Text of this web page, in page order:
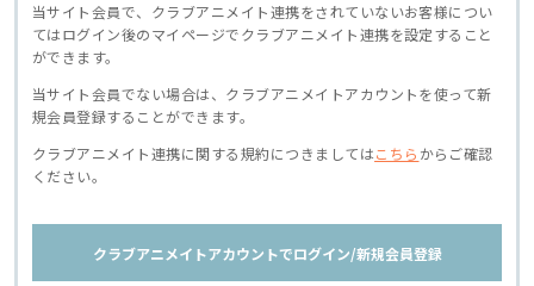
当サイト会員で、クラブアニメイト連携をされていないお客様につい
てはログイン後のマイページでクラブアニメイト連携を設定すること
ができます。
当サイト会員でない場合は、クラブアニメイトアカウントを使って新
規会員登録することができます。
クラブアニメイト連携に関する規約につきましてはこちら からご確認
ください。
クラブアニメイトアカウントでログイン/新規会員登録